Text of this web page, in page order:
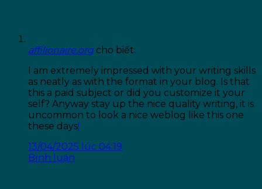
affilionaire.org cho biết:
I am extremely impressed with your writing skills
as neatly as with the format in your blog. Is that
this a paid subject or did you customize it your
self? Anyway stay up the nice quality writing, it is
uncommon to look a nice weblog like this one
these days!
13/04/2025 lúc 04:19
Bình luận